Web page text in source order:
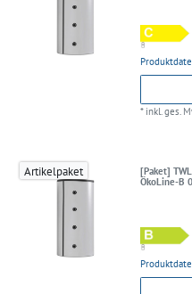
* inkl. ges.
Artikelpaket
[Paket]
ÖkoLine-B